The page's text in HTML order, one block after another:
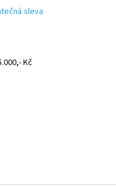
sleva
Kč